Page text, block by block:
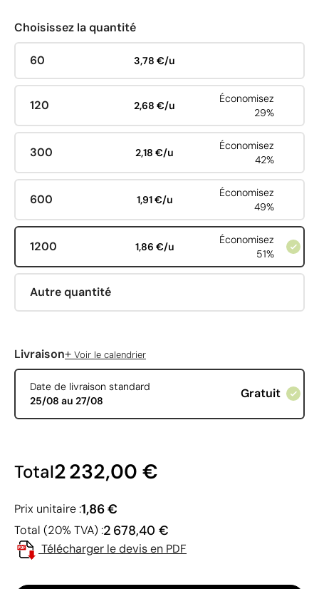
Choisissez la quantité
60 3,78 €/u
120 2,68 €/u
Économisez
29%
300 2,18 €/u
Économisez
42%
600 1,91 €/u
Économisez
49%
1200 1,86 €/u
Économisez
51%
Autre quantité
Livraison+ Voir le calendrier
Date de livraison standard
25/08 au 27/08
Gratuit
Total2 232,00 €
Prix unitaire :1,86 €
Total (20% TVA) :2 678,40 €
Télécharger le devis en PDF